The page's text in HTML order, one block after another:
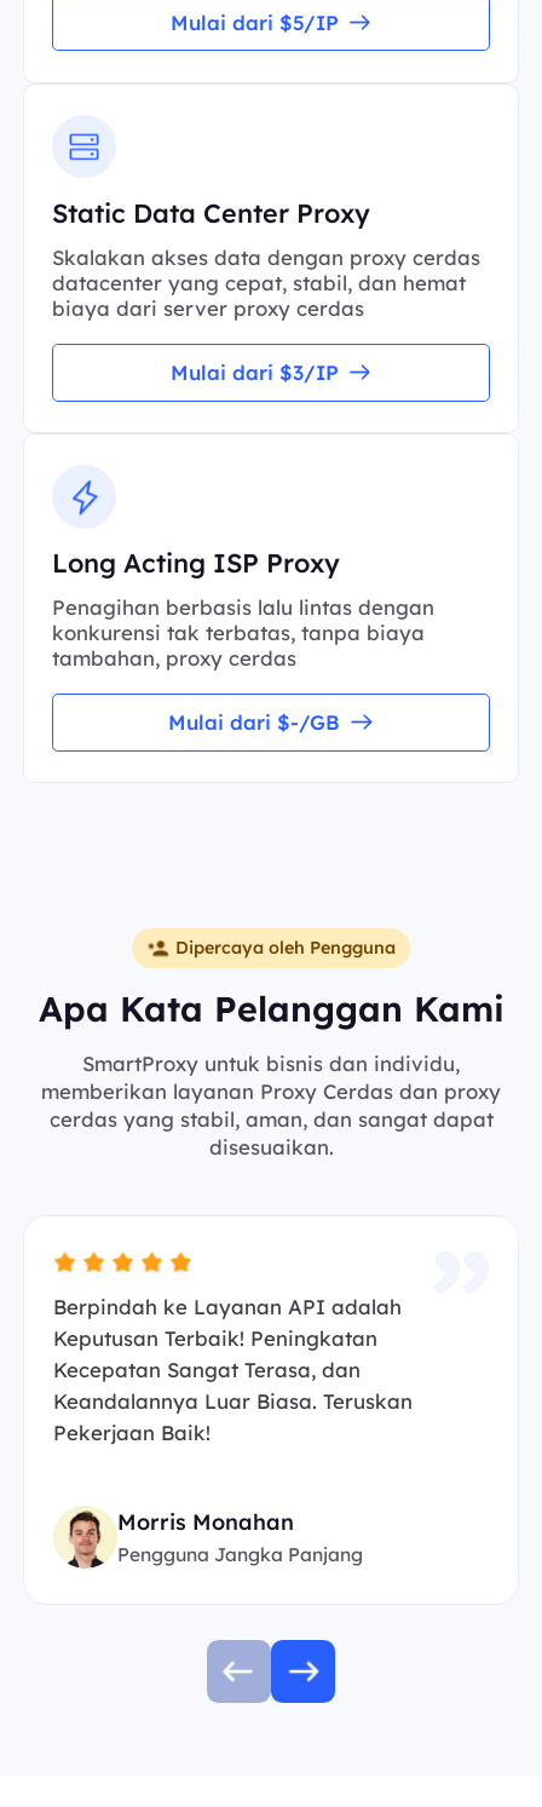
Mulai dari $5/IP
Static Data Center Proxy
Skalakan akses data dengan proxy cerdas
datacenter yang cepat, stabil, dan hemat
biaya dari server proxy cerdas
Mulai dari $3/IP
Long Acting ISP Proxy
Penagihan berbasis lalu lintas dengan
konkurensi tak terbatas, tanpa biaya
tambahan, proxy cerdas
Mulai dari $-/GB
Dipercaya oleh Pengguna
Apa Kata Pelanggan Kami
SmartProxy untuk bisnis dan individu,
memberikan layanan Proxy Cerdas dan proxy
cerdas yang stabil, aman, dan sangat dapat
disesuaikan.
Berpindah ke Layanan API adalah
Keputusan Terbaik! Peningkatan
Kecepatan Sangat Terasa, dan
Keandalannya Luar Biasa. Teruskan
Pekerjaan Baik!
Morris Monahan
Pengguna Jangka Panjang